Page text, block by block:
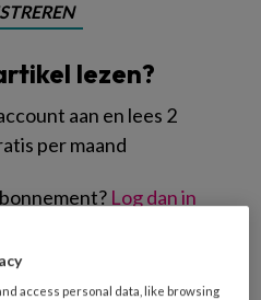
lezen?
aan en lees 2
per maand
Log dan in
access personal data, like browsing